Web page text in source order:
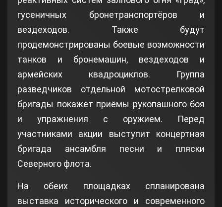
гусеничных бронетранспортёров и
вездеходов. Также будут
продемонстрированы боевые возможности
танков и бронемашин, вездеходов и
армейских квадроциклов. Группа
разведчиков отдельной мотострелковой
бригады покажет приёмы рукопашного боя
и упражнения с оружием. Перед
участниками акции выступит концертная
бригада ансамбля песни и пляски
Северного флота.
На обеих площадках спланирована
выставка исторического и современного